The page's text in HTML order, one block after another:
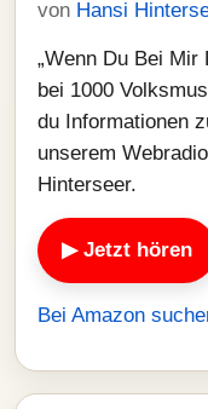
von Hansi
„Wenn Du Bei
bei 1000
du Informationen
unserem
Hinterseer.
▶ Jetzt hören
Bei Amazon